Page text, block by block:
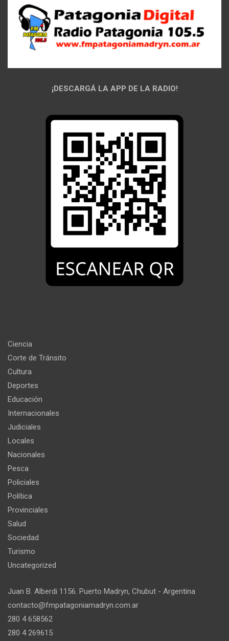
¡DESCARGÁ LA APP DE LA RADIO!
Ciencia
Corte de Tránsito
Cultura
Deportes
Educación
Internacionales
Judiciales
Locales
Nacionales
Pesca
Policiales
Política
Provinciales
Salud
Sociedad
Turismo
Uncategorized
Juan B. Alberdi 1156. Puerto Madryn, Chubut - Argentina
contacto@fmpatagoniamadryn.com.ar
280 4 658562
280 4 269615